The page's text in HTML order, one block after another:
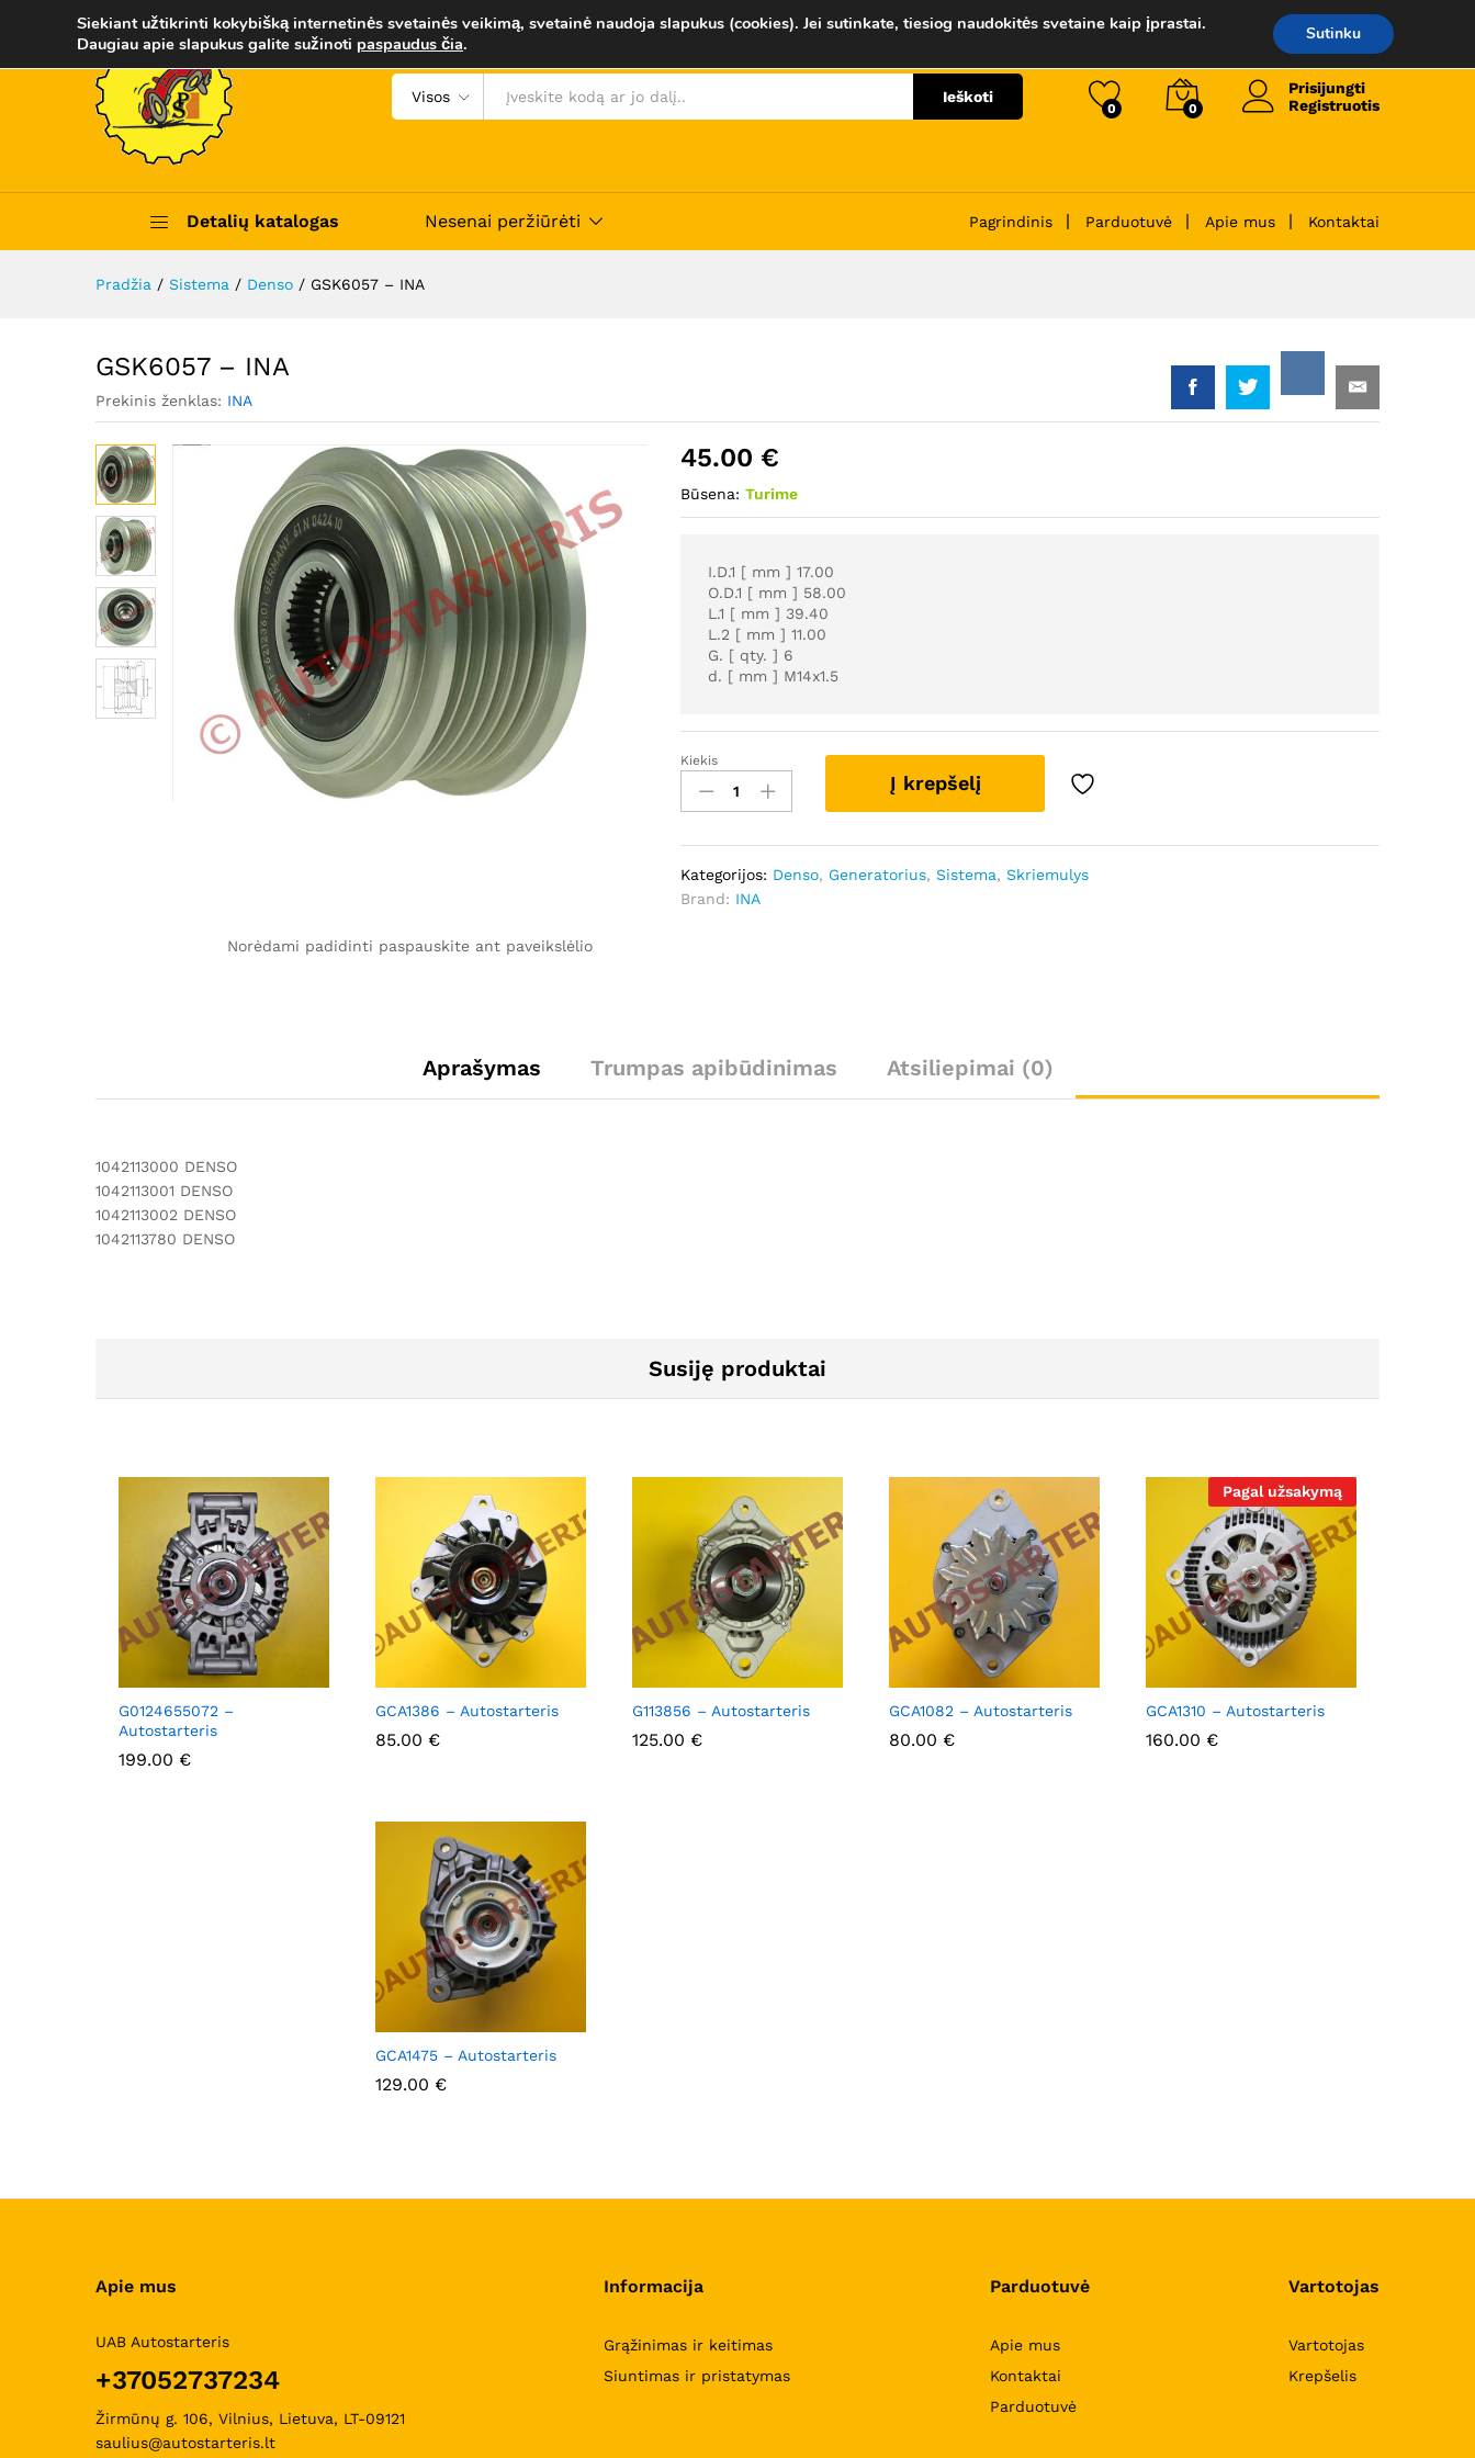
Visos Ieškoti
0 0
Prisijungti
Registruotis
Detalių katalogas Nesenai peržiūrėti Pagrindinis Parduotuvė Apie mus Kontaktai
Pradžia / Sistema / Denso / GSK6057 – INA
GSK6057 – INA
Prekinis ženklas: INA
Norėdami padidinti paspauskite ant paveikslėlio
45.00 €
Būsena: Turime
I.D.1 [ mm ] 17.00
O.D.1 [ mm ] 58.00
L.1 [ mm ] 39.40
L.2 [ mm ] 11.00
G. [ qty. ] 6
d. [ mm ] M14x1.5
GSK6057
INA
Kiekis
Į krepšelį
Kategorijos: Denso, Generatorius,Sistema,Skriemulys
Brand: INA
Aprašymas Trumpas apibūdinimas Atsiliepimai (0)
1042113000 DENSO
1042113001 DENSO
1042113002 DENSO
1042113780 DENSO
Susiję produktai
G0124655072 –
Autostarteris
199.00 €
199.00 €
GCA1386 – Autostarteris
85.00 €
85.00 €
G113856 – Autostarteris
125.00 €
125.00 €
GCA1082 – Autostarteris
80.00 €
80.00 €
Pagal užsakymą
GCA1310 – Autostarteris
160.00 €
160.00 €
GCA1475 – Autostarteris
129.00 €
129.00 €
Apie mus
UAB Autostarteris
+37052737234
Žirmūnų g. 106, Vilnius, Lietuva, LT-09121
saulius@autostarteris.lt
Informacija
Grąžinimas ir keitimas
Siuntimas ir pristatymas
Parduotuvė
Apie mus
Kontaktai
Parduotuvė
Vartotojas
Vartotojas
Krepšelis
Siekiant užtikrinti kokybišką internetinės svetainės veikimą, svetainė naudoja slapukus (cookies). Jei sutinkate, tiesiog naudokitės svetaine kaip įprastai.
Daugiau apie slapukus galite sužinoti paspaudus čia. Sutinku
Aprašymas Trumpas apibūdinimas Atsiliepimai (0)
45.00€ Į krepšelį